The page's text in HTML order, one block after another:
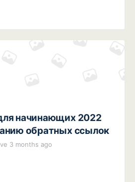
начинающих 2022
обратных ссылок
3 months ago